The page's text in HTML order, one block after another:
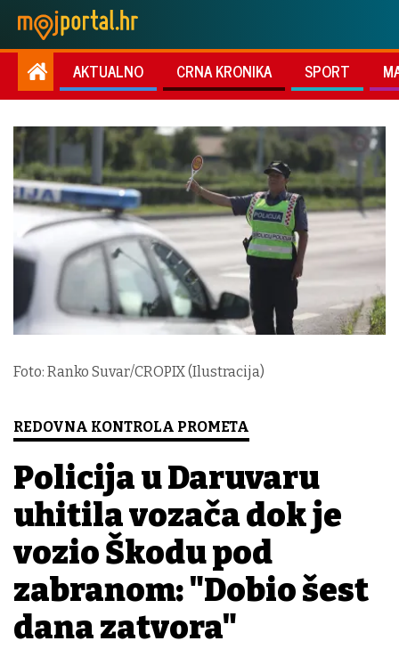
AKTUALNO CRNA KRONIKA SPORT
Foto: Ranko Suvar/CROPIX (Ilustracija)
REDOVNA KONTROLA PROMETA
Policija u Daruvaru
uhitila vozača dok je
vozio Škodu pod
zabranom: "Dobio šest
dana zatvora"